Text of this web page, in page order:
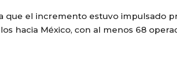
que el incremento estuvo impulsado
hacia México, con al menos 68